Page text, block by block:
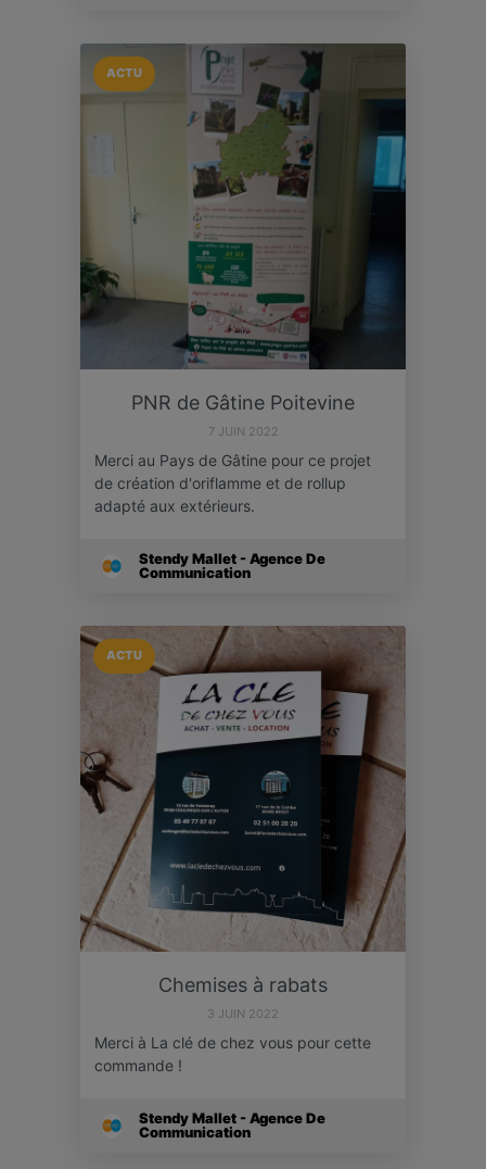
ACTU
PNR de Gâtine Poitevine
7 JUIN 2022
Merci au Pays de Gâtine pour ce projet
de création d'oriflamme et de rollup
adapté aux extérieurs.
Stendy Mallet - Agence De
Communication
ACTU
Chemises à rabats
3 JUIN 2022
Merci à La clé de chez vous pour cette
commande !
Stendy Mallet - Agence De
Communication